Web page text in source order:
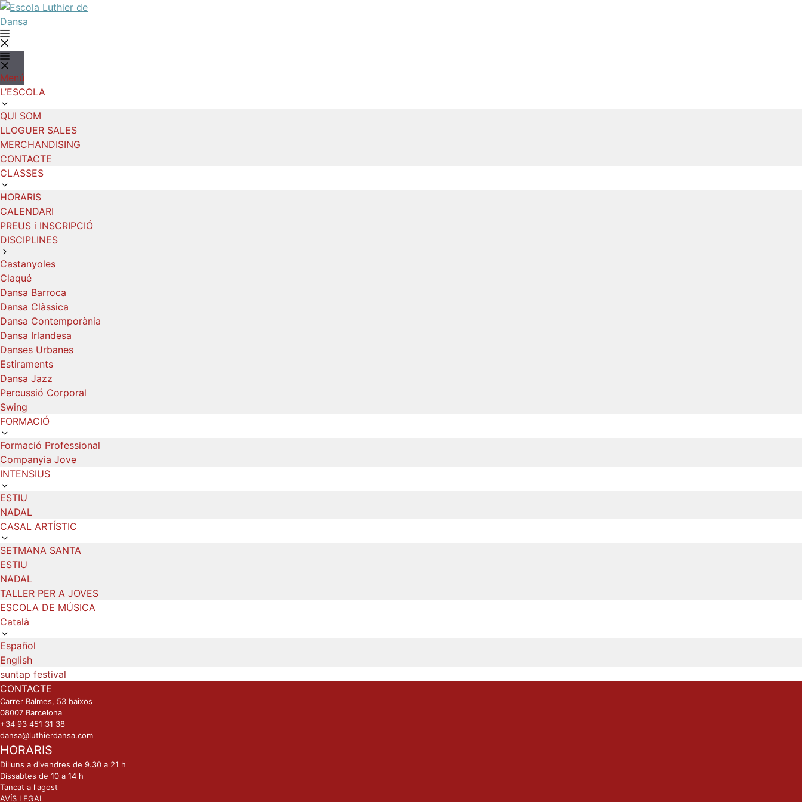
Vés
al
contingut
Menú
Menú
L’ESCOLA
QUI SOM
LLOGUER SALES
MERCHANDISING
CONTACTE
CLASSES
HORARIS
CALENDARI
PREUS i INSCRIPCIÓ
DISCIPLINES
Castanyoles
Claqué
Dansa Barroca
Dansa Clàssica
Dansa Contemporània
Dansa Irlandesa
Danses Urbanes
Estiraments
Dansa Jazz
Percussió Corporal
Swing
FORMACIÓ
Formació Professional
Companyia Jove
INTENSIUS
ESTIU
NADAL
CASAL ARTÍSTIC
SETMANA SANTA
ESTIU
NADAL
TALLER PER A JOVES
ESCOLA DE MÚSICA
Català
Español
English
suntap festival
CONTACTE
Carrer Balmes, 53 baixos
08007 Barcelona
+34 93 451 31 38
dansa@luthierdansa.com
HORARIS
Dilluns a divendres de 9.30 a 21 h
Dissabtes de 10 a 14 h
Tancat a l'agost
AVÍS LEGAL